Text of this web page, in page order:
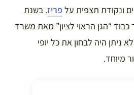
ונקודת תצפית על פריז. בשנת
כבוד “הגן הראוי לציון” מאת משרד
היה לבחון את כל יופי
מיוחד.